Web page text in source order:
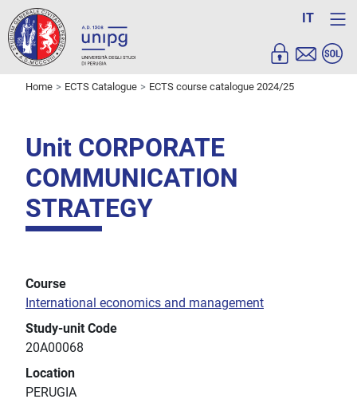
IT
Home ECTS Catalogue ECTS course catalogue 2024/25
Unit CORPORATE
COMMUNICATION
STRATEGY
Course
International economics and management
Study-unit Code
20A00068
Location
PERUGIA